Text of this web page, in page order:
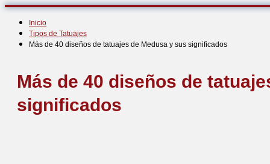
Inicio
Tipos de Tatuajes
Más de 40 diseños de tatuajes de Medusa y sus significados
Más de 40 diseños de
significados